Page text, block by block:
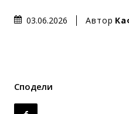
03.06.2026 Автор
Сподели